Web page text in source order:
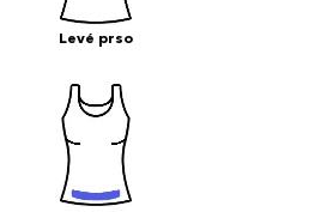
Levé prso